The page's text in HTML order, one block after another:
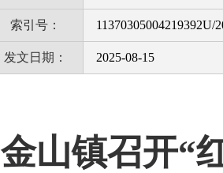
索引号： 11370305004219392U/
发文日期： 2025-08-15
金山镇召开“